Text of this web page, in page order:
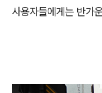
사용자들에게는 반가